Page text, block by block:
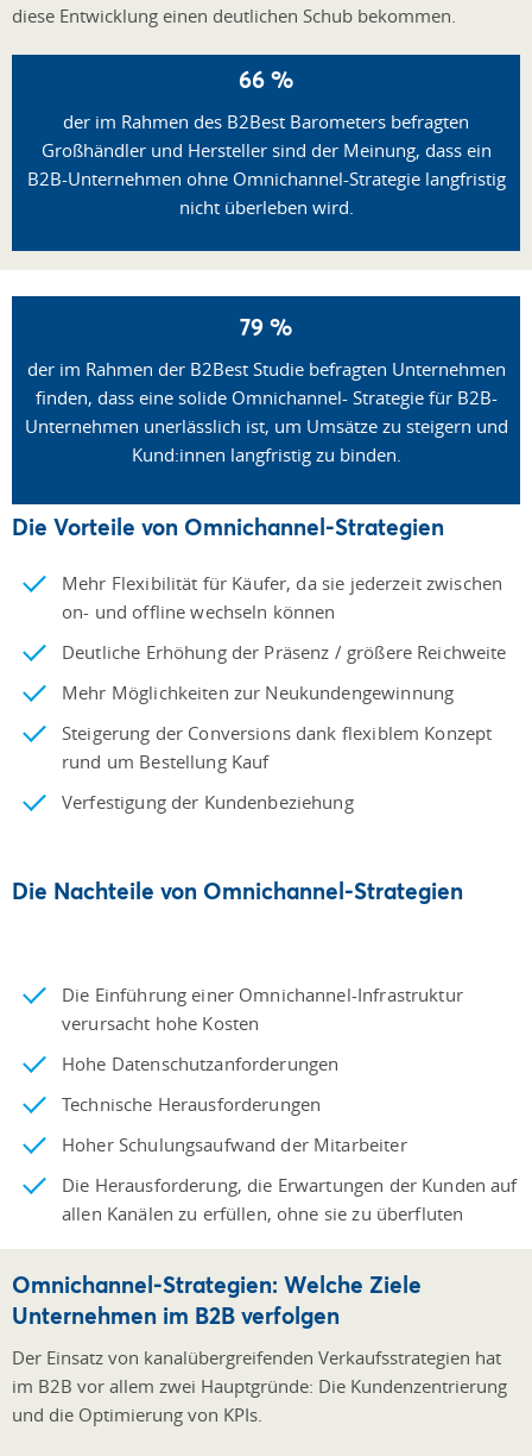
diese Entwicklung einen deutlichen Schub bekommen.
66 %
der im Rahmen des B2Best Barometers befragten
Großhändler und Hersteller sind der Meinung, dass ein
B2B-Unternehmen ohne Omnichannel-Strategie langfristig
nicht überleben wird.
79 %
der im Rahmen der B2Best Studie befragten Unternehmen
finden, dass eine solide Omnichannel- Strategie für B2B-
Unternehmen unerlässlich ist, um Umsätze zu steigern und
Kund:innen langfristig zu binden.
Die Vorteile von Omnichannel-Strategien
Mehr Flexibilität für Käufer, da sie jederzeit zwischen
on- und offline wechseln können
Deutliche Erhöhung der Präsenz / größere Reichweite
Mehr Möglichkeiten zur Neukundengewinnung
Steigerung der Conversions dank flexiblem Konzept
rund um Bestellung Kauf
Verfestigung der Kundenbeziehung
Die Nachteile von Omnichannel-Strategien
Die Einführung einer Omnichannel-Infrastruktur
verursacht hohe Kosten
Hohe Datenschutzanforderungen
Technische Herausforderungen
Hoher Schulungsaufwand der Mitarbeiter
Die Herausforderung, die Erwartungen der Kunden auf
allen Kanälen zu erfüllen, ohne sie zu überfluten
Omnichannel-Strategien: Welche Ziele
Unternehmen im B2B verfolgen
Der Einsatz von kanalübergreifenden Verkaufsstrategien hat
im B2B vor allem zwei Hauptgründe: Die Kundenzentrierung
und die Optimierung von KPIs.